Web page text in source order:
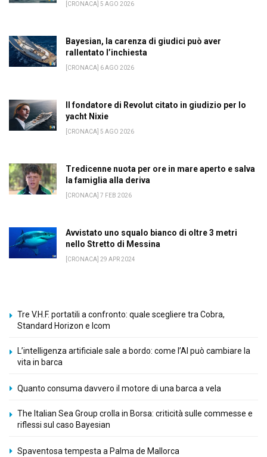
[CRONACA] 5 AGO 2026
Bayesian, la carenza di giudici può aver
rallentato l’inchiesta
[CRONACA] 6 AGO 2026
Il fondatore di Revolut citato in giudizio per lo
yacht Nixie
[CRONACA] 5 AGO 2026
Tredicenne nuota per ore in mare aperto e salva
la famiglia alla deriva
[CRONACA] 7 FEB 2026
Avvistato uno squalo bianco di oltre 3 metri
nello Stretto di Messina
[CRONACA] 29 APR 2024
Tre V.H.F. portatili a confronto: quale scegliere tra Cobra,
Standard Horizon e Icom
L’intelligenza artificiale sale a bordo: come l’AI può cambiare la
vita in barca
Quanto consuma davvero il motore di una barca a vela
The Italian Sea Group crolla in Borsa: criticità sulle commesse e
riflessi sul caso Bayesian
Spaventosa tempesta a Palma de Mallorca